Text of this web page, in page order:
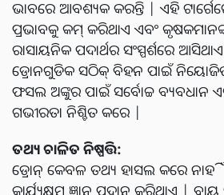
ଭାବରେ ଆବଶ୍ୟକ କରନ୍ତି | ଏହି
ପ୍ରଭାବକୁ କମ୍ କରିଥାଏ ଏବଂ
ରାସାୟନିକ ପଦାର୍ଥର ସଂସ୍ପର୍ଶରେ
ଡ୍ରୋନଗୁଡିକ ସଠିକ୍ ବିହନ ପାଇଁ
ଫସଲ ଅଙ୍କୁର ପାଇଁ ସର୍ବୋଚ୍ଚ ବ୍ୟବଧାନ
ଗଭୀରତା ନିଶ୍ଚିତ କରେ |
ତଥ୍ୟ ଚାଳିତ ନିଷ୍ପତ୍ତି:
ଡ୍ରୋନ୍ କେବଳ ତଥ୍ୟ ହାସଲ କରେ
କାର୍ଯ୍ୟକ୍ଷମ ଜ୍ଞାନ ପ୍ରଦାନ କରିଥାଏ |